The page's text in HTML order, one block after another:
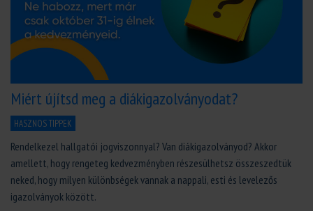
Miért újítsd meg a diákigazolványodat?
HASZNOS TIPPEK
Rendelkezel hallgatói jogviszonnyal? Van diákigazolványod? Akkor
amellett, hogy rengeteg kedvezményben részesülhetsz összeszedtük
neked, hogy milyen különbségek vannak a nappali, esti és levelezős
igazolványok között.